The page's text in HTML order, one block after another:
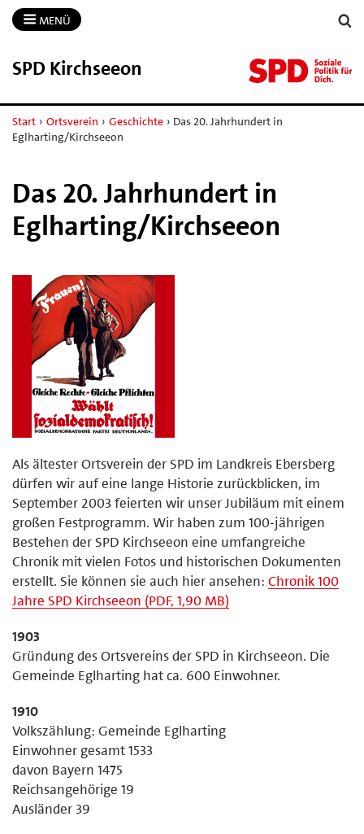
MENÜ
SPD Kirchseeon
Start › Ortsverein › Geschichte › Das 20. Jahrhundert in
Eglharting/Kirchseeon
Das 20. Jahrhundert in
Eglharting/Kirchseeon
Als ältester Ortsverein der SPD im Landkreis Ebersberg
dürfen wir auf eine lange Historie zurückblicken, im
September 2003 feierten wir unser Jubiläum mit einem
großen Festprogramm. Wir haben zum 100-jährigen
Bestehen der SPD Kirchseeon eine umfangreiche
Chronik mit vielen Fotos und historischen Dokumenten
erstellt. Sie können sie auch hier ansehen: Chronik 100
Jahre SPD Kirchseeon (PDF, 1,90 MB)
1903
Gründung des Ortsvereins der SPD in Kirchseeon. Die
Gemeinde Eglharting hat ca. 600 Einwohner.
1910
Volkszählung: Gemeinde Eglharting
Einwohner gesamt 1533
davon Bayern 1475
Reichsangehörige 19
Ausländer 39